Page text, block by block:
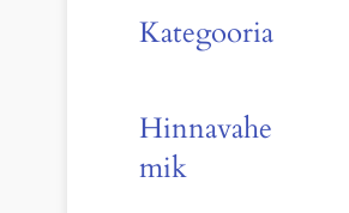
Kategooria
Hinnavahe
mik